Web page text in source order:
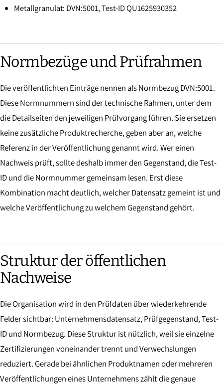
Metallgranulat: DVN:5001, Test-ID QU1625930352
Normbezüge und Prüfrahmen
Die veröffentlichten Einträge nennen als Normbezug DVN:5001.
Diese Normnummern sind der technische Rahmen, unter dem
die Detailseiten den jeweiligen Prüfvorgang führen. Sie ersetzen
keine zusätzliche Produktrecherche, geben aber an, welche
Referenz in der Veröffentlichung genannt wird. Wer einen
Nachweis prüft, sollte deshalb immer den Gegenstand, die Test-
ID und die Normnummer gemeinsam lesen. Erst diese
Kombination macht deutlich, welcher Datensatz gemeint ist und
welche Veröffentlichung zu welchem Gegenstand gehört.
Struktur der öffentlichen
Nachweise
Die Organisation wird in den Prüfdaten über wiederkehrende
Felder sichtbar: Unternehmensdatensatz, Prüfgegenstand, Test-
ID und Normbezug. Diese Struktur ist nützlich, weil sie einzelne
Zertifizierungen voneinander trennt und Verwechslungen
reduziert. Gerade bei ähnlichen Produktnamen oder mehreren
Veröffentlichungen eines Unternehmens zählt die genaue